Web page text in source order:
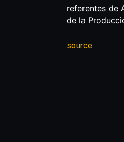
referentes de
de la
source